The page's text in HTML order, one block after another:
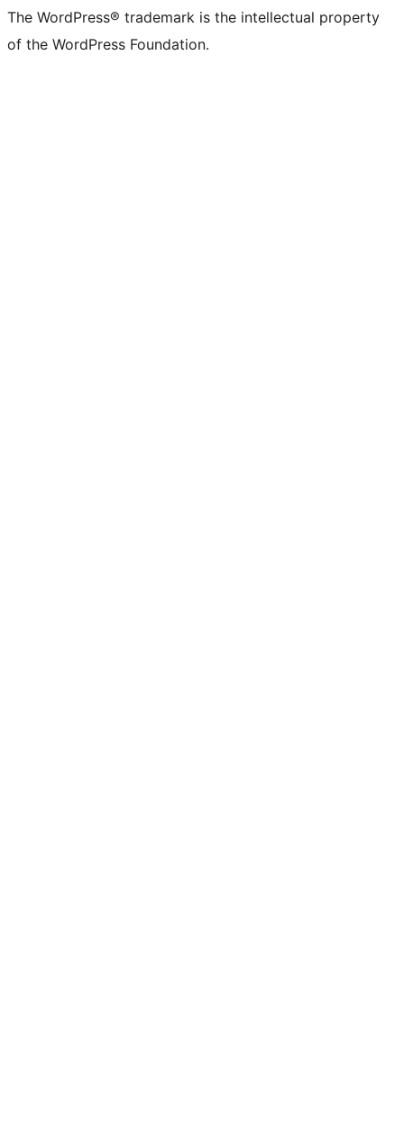
The WordPress® trademark is the intellectual property
of the WordPress Foundation.